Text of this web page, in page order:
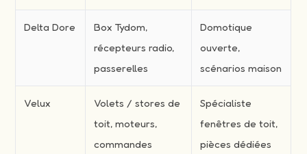
Delta Dore
Box Tydom,
récepteurs radio,
passerelles
Domotique
ouverte,
scénarios maison
Velux
Volets / stores de
toit, moteurs,
commandes
Spécialiste
fenêtres de toit,
pièces dédiées